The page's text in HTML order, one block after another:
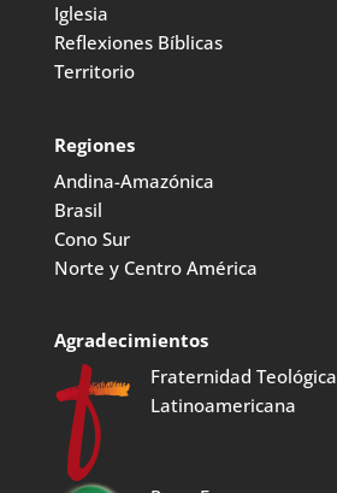
Iglesia
Reflexiones Bíblicas
Territorio
Regiones
Andina-Amazónica
Brasil
Cono Sur
Norte y Centro América
Agradecimientos
Fraternidad Teológica
Latinoamericana